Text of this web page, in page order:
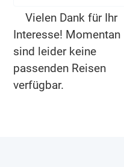
Vielen Dank für Ihr
Interesse! Momentan
sind leider keine
passenden Reisen
verfügbar.